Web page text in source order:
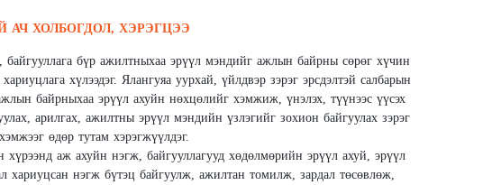
АЧ ХОЛБОГДОЛ, ХЭРЭГЦЭЭ
бүр ажилтныхаа эрүүл мэндийг ажлын байрны сөрөг хүчин
хүлээдэг. Ялангуяа уурхай, үйлдвэр зэрэг эрсдэлтэй салбарын
байрныхаа эрүүл ахуйн нөхцөлийг хэмжиж, үнэлэх, түүнээс үүсэх
арилгах, ажилтны эрүүл мэндийн үзлэгийг зохион байгуулах зэрэг
өдөр тутам хэрэгжүүлдэг.
хүрээнд аж ахуйн нэгж, байгууллагууд хөдөлмөрийн эрүүл ахуй, эрүүл
хариуцсан нэгж бүтэц байгуулж, ажилтан томилж, зардал төсөвлөж,